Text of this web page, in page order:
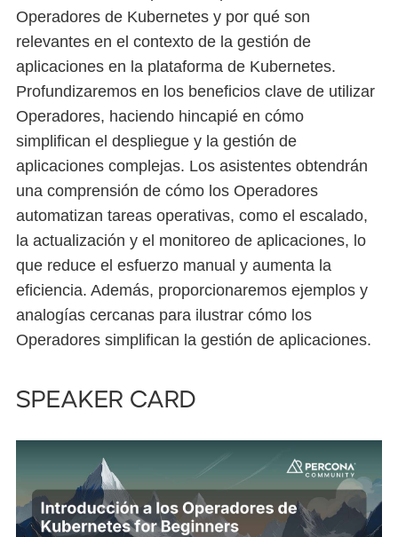
Operadores de Kubernetes y por qué son
relevantes en el contexto de la gestión de
aplicaciones en la plataforma de Kubernetes.
Profundizaremos en los beneficios clave de utilizar
Operadores, haciendo hincapié en cómo
simplifican el despliegue y la gestión de
aplicaciones complejas. Los asistentes obtendrán
una comprensión de cómo los Operadores
automatizan tareas operativas, como el escalado,
la actualización y el monitoreo de aplicaciones, lo
que reduce el esfuerzo manual y aumenta la
eficiencia. Además, proporcionaremos ejemplos y
analogías cercanas para ilustrar cómo los
Operadores simplifican la gestión de aplicaciones.
Speaker card